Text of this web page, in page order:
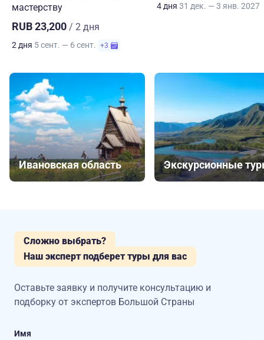
мастерству
RUB 23,200 / 2 дня
2 дня 5 сент. — 6 сент. +3
4 дня 31 дек. — 3 янв. 2027
Ивановская область Экскурсионные
Сложно выбрать?
Наш эксперт подберет туры для вас
Оставьте заявку и получите консультацию и
подборку от экспертов Большой Страны
Имя